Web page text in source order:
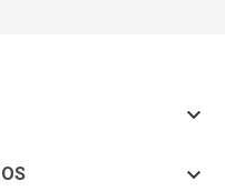

keyboard_arrow_down